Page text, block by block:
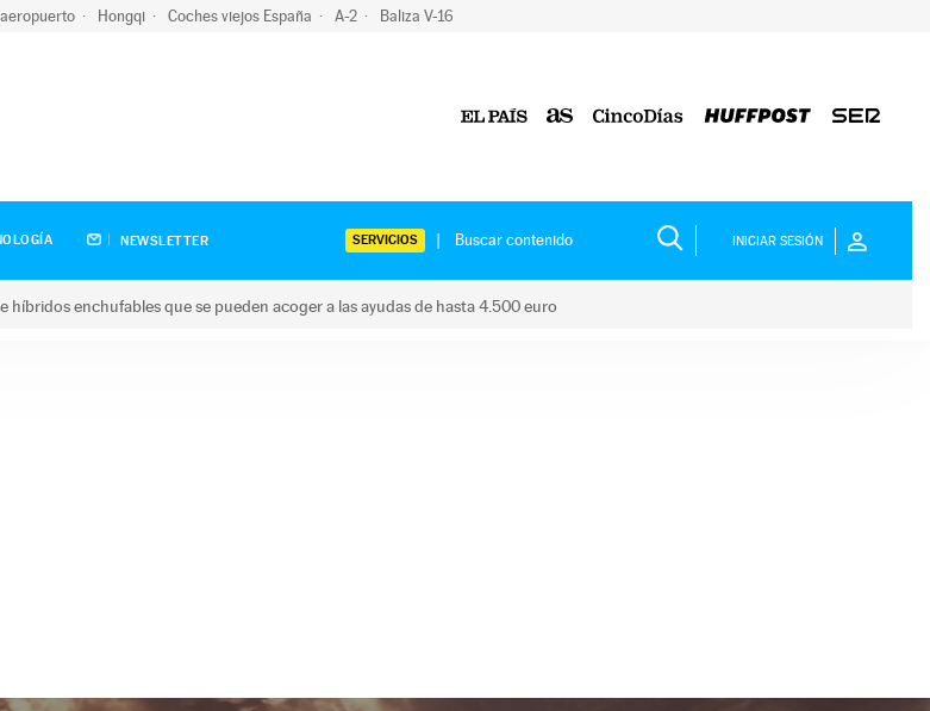
Hongqi Coches viejos España A-2 Baliza V-16
NEWSLETTER SERVICIOS INICIAR SESIÓN
enchufables que se pueden acoger a las ayudas de hasta 4.500 euro